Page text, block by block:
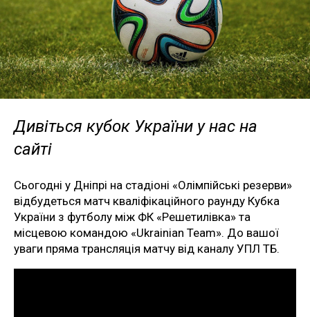
Дивіться кубок України у нас на
сайті
Сьогодні у Дніпрі на стадіоні «Олімпійські резерви»
відбудеться матч кваліфікаційного раунду Кубка
України з футболу між ФК «Решетилівка» та
місцевою командою «Ukrainian Team». До вашої
уваги пряма трансляція матчу від каналу УПЛ ТБ.